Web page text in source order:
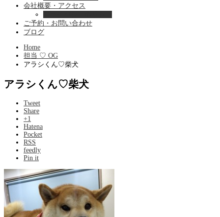
会社概要・アクセス
ご予約・お問い合わせ
ブログ
Home
担当 ♡ OG
アラシくん♡柴犬
アラシくん♡柴犬
Tweet
Share
+1
Hatena
Pocket
RSS
feedly
Pin it